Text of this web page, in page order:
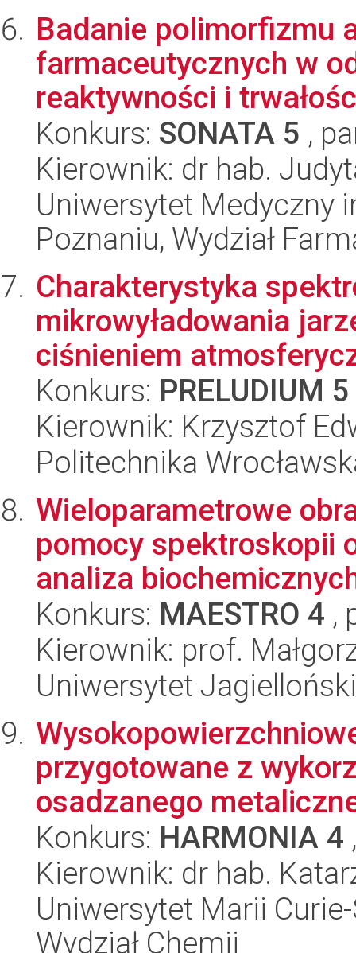
Badanie polimorfizmu
farmaceutycznych w
reaktywności i
Konkurs: SONATA 5 ,
Kierownik: dr hab.
Uniwersytet Medyczny
Poznaniu, Wydział
Charakterystyka
mikrowyładowania
ciśnieniem
Konkurs: PRELUDIUM 5
Kierownik: Krzysztof
Politechnika
Wieloparametrowe
pomocy spektroskopii
analiza
Konkurs: MAESTRO 4 ,
Kierownik: prof.
Uniwersytet
przygotowane z
osadzanego
Konkurs: HARMONIA 4
Kierownik: dr hab.
Uniwersytet Marii
Wydział Chemii